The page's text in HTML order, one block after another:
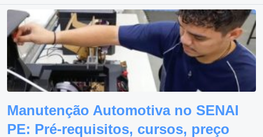
Manutenção Automotiva no SENAI
PE: Pré-requisitos, cursos, preço